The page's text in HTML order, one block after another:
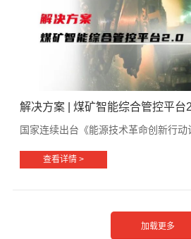
解决方案 | 煤矿智能综合管控平台
国家连续出台《能源技术革命创新行动
查看详情 >